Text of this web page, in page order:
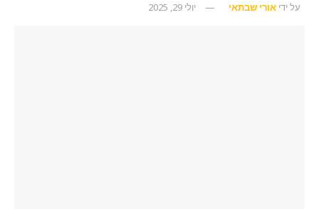
על ידי אורי שבתאי יולי 29, 2025